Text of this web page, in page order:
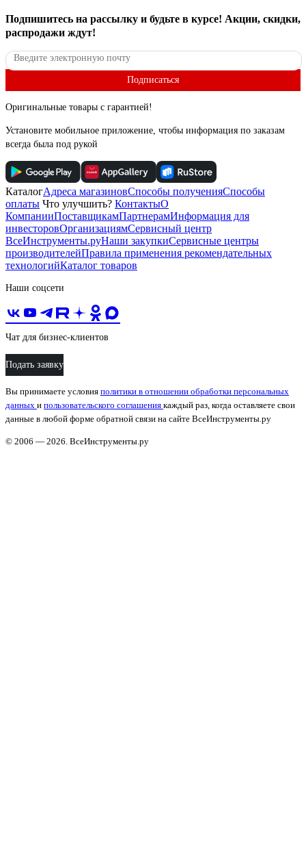
Подпишитесь на рассылку и будьте в курсе! Акции, скидки,
распродажи ждут!
Подписаться
Оригинальные товары с гарантией!
Установите мобильное приложение, чтобы информация по заказам
всегда была под рукой
КаталогАдреса магазиновСпособы полученияСпособы
оплаты Что улучшить? КонтактыО
КомпанииПоставщикамПартнерамИнформация для
инвесторовОрганизациямСервисный центр
ВсеИнструменты.руНаши закупкиСервисные центры
производителейПравила применения рекомендательных
технологийКаталог товаров
Наши соцсети
Чат для бизнес-клиентов
Подать заявку
Вы принимаете условия политики в отношении обработки персональных
данных и пользовательского соглашения каждый раз, когда оставляете свои
данные в любой форме обратной связи на сайте ВсеИнструменты.ру
© 2006 — 2026. ВсеИнструменты.ру